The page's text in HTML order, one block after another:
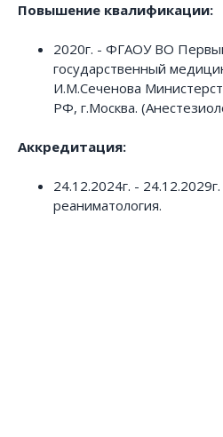
Повышение квалификации:
2020г. - ФГАОУ ВО
государственный
И.М.Сеченова
РФ, г.Москва.
Аккредитация:
24.12.2024г. -
реаниматология.